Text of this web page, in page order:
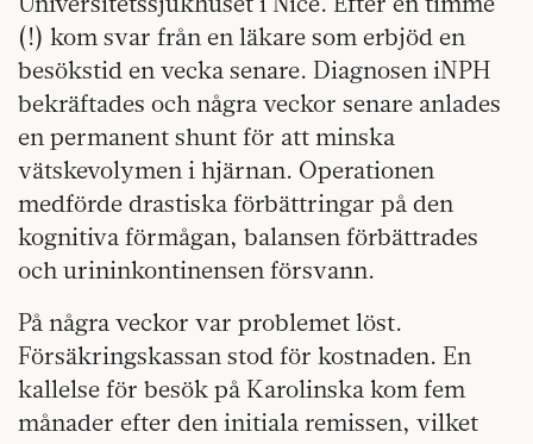
(!) kom svar från en läkare som erbjöd en
besökstid en vecka senare. Diagnosen iNPH
bekräftades och några veckor senare anlades
en permanent shunt för att minska
vätskevolymen i hjärnan. Operationen
medförde drastiska förbättringar på den
kognitiva förmågan, balansen förbättrades
och urininkontinensen försvann.
På några veckor var problemet löst.
Försäkringskassan stod för kostnaden. En
kallelse för besök på Karolinska kom fem
månader efter den initiala remissen, vilket